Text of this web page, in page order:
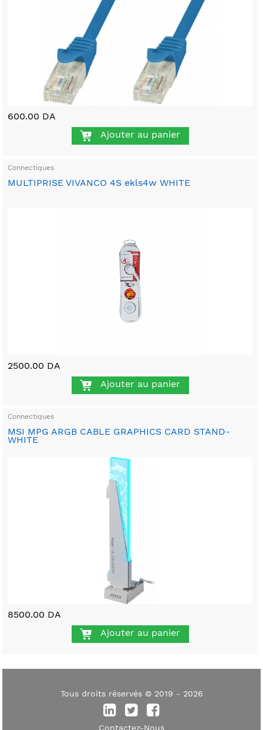
600.00 DA
Ajouter au panier
Connectiques
MULTIPRISE VIVANCO 4S ekls4w WHITE
2500.00 DA
Ajouter au panier
Connectiques
MSI MPG ARGB CABLE GRAPHICS CARD STAND-
WHITE
8500.00 DA
Ajouter au panier
Tous droits réservés © 2019 - 2026
Contactez-Nous